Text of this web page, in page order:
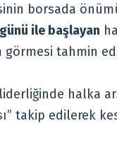
borsada
ile başlayan
görmesi tahmin
halka
takip edilerek